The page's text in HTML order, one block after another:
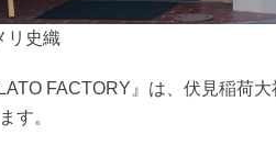
リ史織
FACTORY』は、伏見稲荷
す。